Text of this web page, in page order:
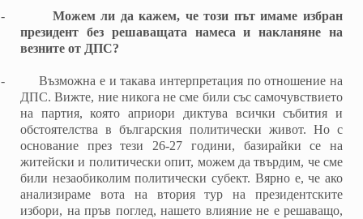
-
Можем ли да кажем, че този път имаме избран
президент без решаващата намеса и накланяне на
везните от ДПС?
-
Възможна е и такава интерпретация по отношение на
ДПС. Вижте, ние никога не сме били със самочувствието
на партия, която априори диктува всички събития и
обстоятелства в българския политически живот. Но с
основание през тези 26-27 години, базирайки се на
житейски и политически опит, можем да твърдим, че сме
били незаобиколим политически субект. Вярно е, че ако
анализираме вота на втория тур на президентските
избори, на пръв поглед, нашето влияние не е решаващо,